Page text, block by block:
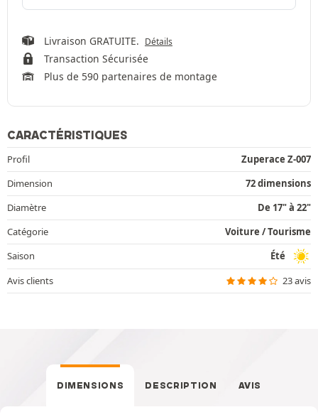
Livraison GRATUITE. Détails
Transaction Sécurisée
Plus de 590 partenaires de montage
CARACTÉRISTIQUES
Profil
Zuperace Z-007
Dimension
72 dimensions
Diamètre
De 17" à 22"
Catégorie
Voiture / Tourisme
Saison
Été
Avis clients
23 avis
DIMENSIONS DESCRIPTION AVIS